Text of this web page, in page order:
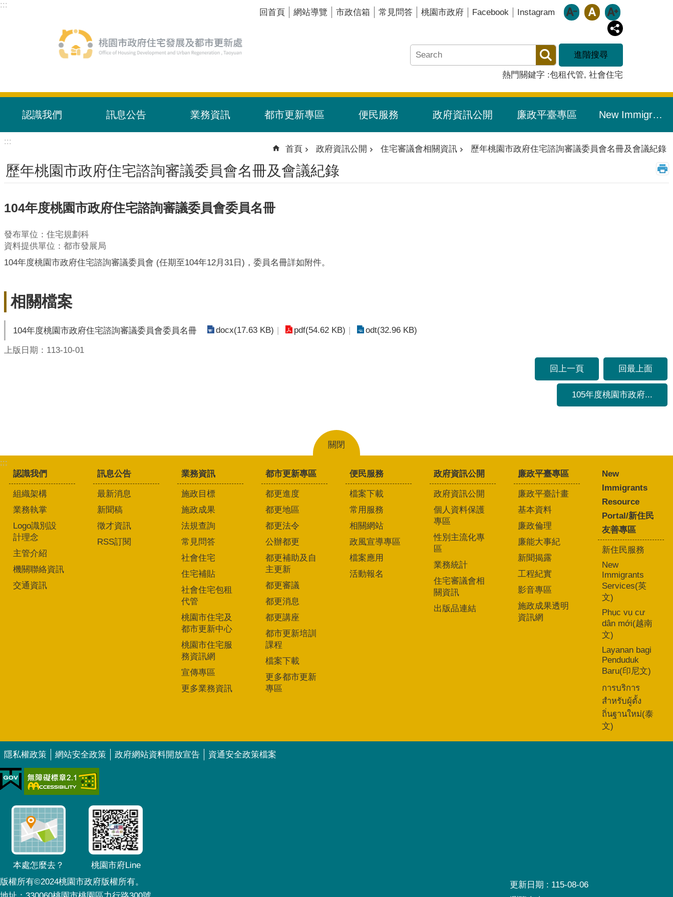
跳到主要內容區塊
:::
回首頁 網站導覽 市政信箱 常見問答 桃園市政府 Facebook Instagram
進階搜尋
熱門關鍵字 包租代管 社會住宅
認識我們 訊息公告 業務資訊 都市更新專區 便民服務 政府資訊公開 廉政平臺專區 New Immigrants Resource Portal/新住民友善專區
:::
首頁 政府資訊公開 住宅審議會相關資訊 歷年桃園市政府住宅諮詢審議委員會名冊及會議紀錄
歷年桃園市政府住宅諮詢審議委員會名冊及會議紀錄
104年度桃園市政府住宅諮詢審議委員會委員名冊
發布單位：住宅規劃科
資料提供單位：都市發展局
104年度桃園市政府住宅諮詢審議委員會 (任期至104年12月 31 日 ) ，委員名冊詳如附件。
相關檔案
104年度桃園市政府住宅諮詢審議委員會委員名冊 docx(17.63 KB) pdf(54.62 KB) odt(32.96 KB)
上版日期：113-10-01
回上一頁
回最上面
105年度桃園市政府...
關閉
:::
認識我們
組織架構
業務執掌
Logo識別設
計理念
主管介紹
機關聯絡資訊
交通資訊
訊息公告
最新消息
新聞稿
徵才資訊
RSS訂閱
業務資訊
施政目標
施政成果
法規查詢
常見問答
社會住宅
住宅補貼
社會住宅包租
代管
桃園市住宅及
都市更新中心
桃園市住宅服
務資訊網
宣傳專區
更多業務資訊
都市更新專區
都更進度
都更地區
都更法令
公辦都更
都更補助及自
主更新
都更審議
都更消息
都更講座
都市更新培訓
課程
檔案下載
更多都市更新
專區
便民服務
檔案下載
常用服務
相關網站
政風宣導專區
檔案應用
活動報名
政府資訊公開
政府資訊公開
個人資料保護
專區
性別主流化專
區
業務統計
住宅審議會相
關資訊
出版品連結
廉政平臺專區
廉政平臺計畫
基本資料
廉政倫理
廉能大事紀
新聞揭露
工程紀實
影音專區
施政成果透明
資訊網
New
Immigrants
Resource
Portal/新住民
友善專區
新住民服務
New
Immigrants
Services(英
文)
Phục vụ cư
dân mới(越南
文)
Layanan bagi
Penduduk
Baru(印尼文)
การบริการ
สำหรับผู้ตั้ง
ถิ่นฐานใหม่(泰
文)
隱私權政策 網站安全政策 政府網站資料開放宣告 資通安全政策檔案
本處怎麼去？
桃園市府Line
版權所有©2024桃園市政府版權所有。
更新日期
115-08-06